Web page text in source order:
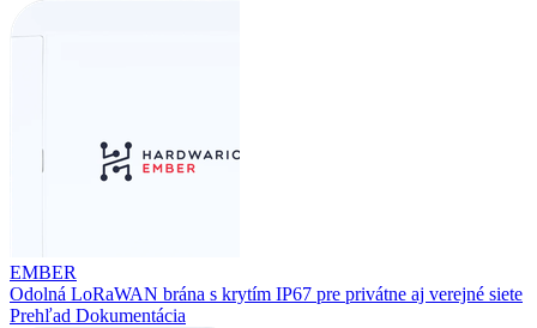
EMBER
Odolná LoRaWAN brána s krytím IP67 pre privátne aj verejné siete
Prehľad Dokumentácia